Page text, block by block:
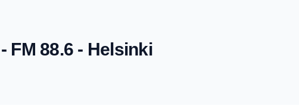
FM 88.6 - Helsinki